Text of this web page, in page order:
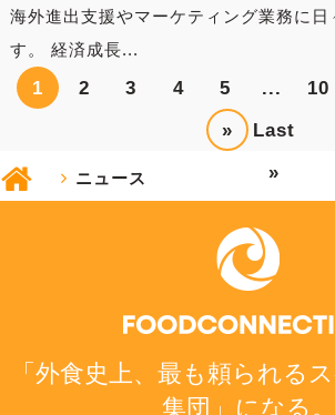
海外進出支援やマーケティング業務に日
す。 経済成長...
1 2 3 4 5 ... 10
» Last
»
ニュース
「外食史上、最も頼られる
集団」になる。